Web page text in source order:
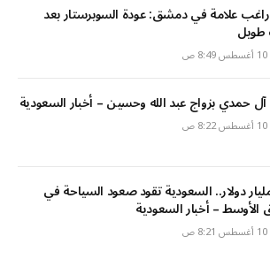
علامة في دمشق: عودة السوبرستار بعد
آل حمدي بزواج عبد الله وحسين – أخبار السعودية
مليار دولار.. السعودية تقود صعود السياحة في
الأوسط – أخبار السعودية